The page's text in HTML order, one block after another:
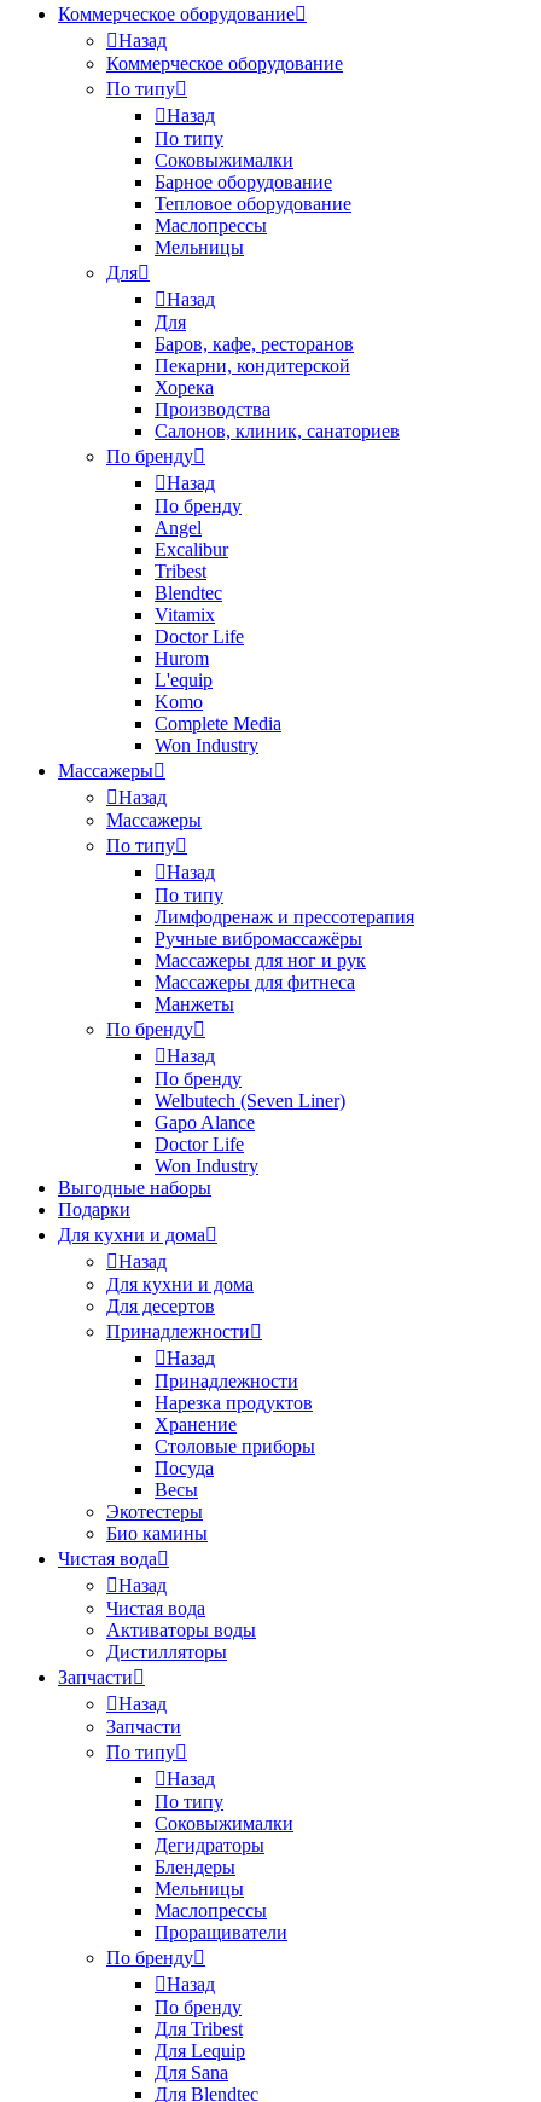
Коммерческое оборудование
Назад
Коммерческое оборудование
По типу
Назад
По типу
Соковыжималки
Барное оборудование
Тепловое оборудование
Маслопрессы
Мельницы
Для
Назад
Для
Баров, кафе, ресторанов
Пекарни, кондитерской
Хорека
Производства
Салонов, клиник, санаториев
По бренду
Назад
По бренду
Angel
Excalibur
Tribest
Blendtec
Vitamix
Doctor Life
Hurom
L'equip
Komo
Complete Media
Won Industry
Массажеры
Назад
Массажеры
По типу
Назад
По типу
Лимфодренаж и прессотерапия
Ручные вибромассажёры
Массажеры для ног и рук
Массажеры для фитнеса
Манжеты
По бренду
Назад
По бренду
Welbutech (Seven Liner)
Gapo Alance
Doctor Life
Won Industry
Выгодные наборы
Подарки
Для кухни и дома
Назад
Для кухни и дома
Для десертов
Принадлежности
Назад
Принадлежности
Нарезка продуктов
Хранение
Столовые приборы
Посуда
Весы
Экотестеры
Био камины
Чистая вода
Назад
Чистая вода
Активаторы воды
Дистилляторы
Запчасти
Назад
Запчасти
По типу
Назад
По типу
Соковыжималки
Дегидраторы
Блендеры
Мельницы
Маслопрессы
Проращиватели
По бренду
Назад
По бренду
Для Tribest
Для Lequip
Для Sana
Для Blendtec